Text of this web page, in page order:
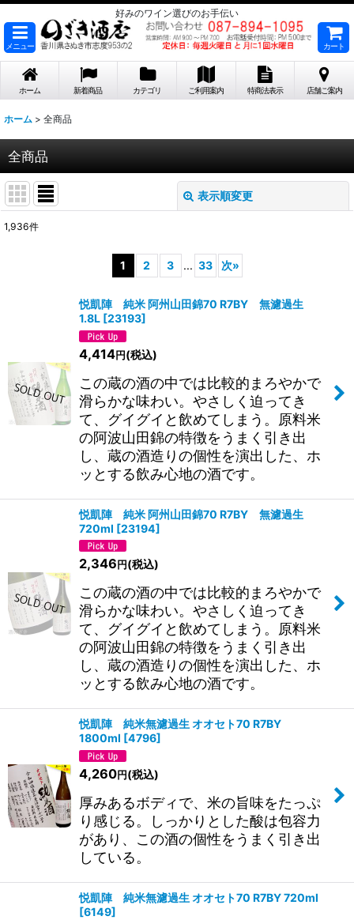
好みのワイン選びのお手伝い
メニュー カート
ホーム 新着商品 カテゴリ ご利用案内 特商法表示 店舗ご案内
ホーム > 全商品
全商品
表示順変更
絞り込む
1,936件
1 2 3 ... 33 次»
悦凱陣 純米 阿州山田錦70 R7BY 無濾過生
1.8L [23193]
4,414円(税込)
この蔵の酒の中では比較的まろやかで
滑らかな味わい。やさしく迫ってき
て、グイグイと飲めてしまう。原料米
の阿波山田錦の特徴をうまく引き出
し、蔵の酒造りの個性を演出した、ホ
ッとする飲み心地の酒です。
悦凱陣 純米 阿州山田錦70 R7BY 無濾過生
720ml [23194]
2,346 円 (税込)
この蔵の酒の中では比較的まろやかで
滑らかな味わい。やさしく迫ってき
て、グイグイと飲めてしまう。原料米
の阿波山田錦の特徴をうまく引き出
し、蔵の酒造りの個性を演出した、ホ
ッとする飲み心地の酒です。
悦凱陣 純米無濾過生 オオセト70 R7BY
1800ml [4796]
4,260円 (税込)
厚みあるボディで、米の旨味をたっぷ
り感じる。しっかりとした酸は包容力
があり、この酒の個性をうまく引き出
している。
悦凱陣 純米無濾過生 オオセト70 R7BY 720ml
[6149]